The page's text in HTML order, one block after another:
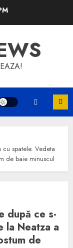
cu spatele. Vedeta
de baie minuscul
după ce s-
la Neatza a
de